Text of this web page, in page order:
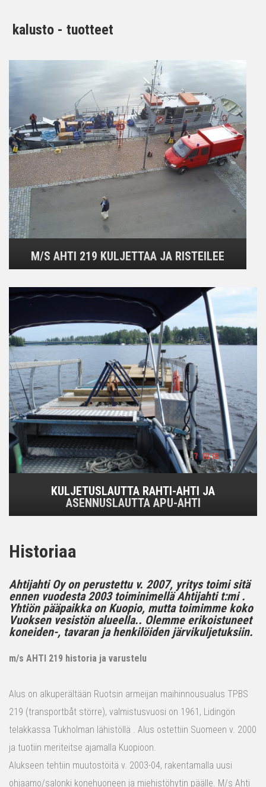
kalusto - tuotteet
M/S AHTI 219 KULJETTAA JA RISTEILEE
KULJETUSLAUTTA RAHTI-AHTI JA
ASENNUSLAUTTA APU-AHTI
Historiaa
Ahtijahti Oy on perustettu v. 2007, yritys toimi sitä
ennen vuodesta 2003 toiminimellä Ahtijahti t:mi .
Yhtiön pääpaikka on Kuopio, mutta toimimme koko
Vuoksen vesistön alueella.. Olemme erikoistuneet
koneiden-, tavaran ja henkilöiden järvikuljetuksiin.
m/s AHTI 219 historia ja varustelu
Alus on alkuperältään Ruotsin armeijan maihinnousualus TPBS
219 (transportbåt större), valmistusvuosi on 1961, Lidingön
telakkassa Tukholman lähistöllä . Alus ostettiin Suomeen v. 2000
ja tuotiin meriteitse ajamalla Kuopioon.
Alukseen tehtiin muutostöitä v. 2003-04, rakentamalla uusi
ohjaamo/salonki konehuoneen ja miehistöhytin päälle. M/s Ahti